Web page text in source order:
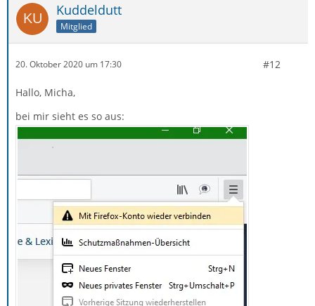
Kuddeldutt
Mitglied
20. Oktober 2020 um 17:30 #12
Hallo, Micha,
bei mir sieht es so aus: